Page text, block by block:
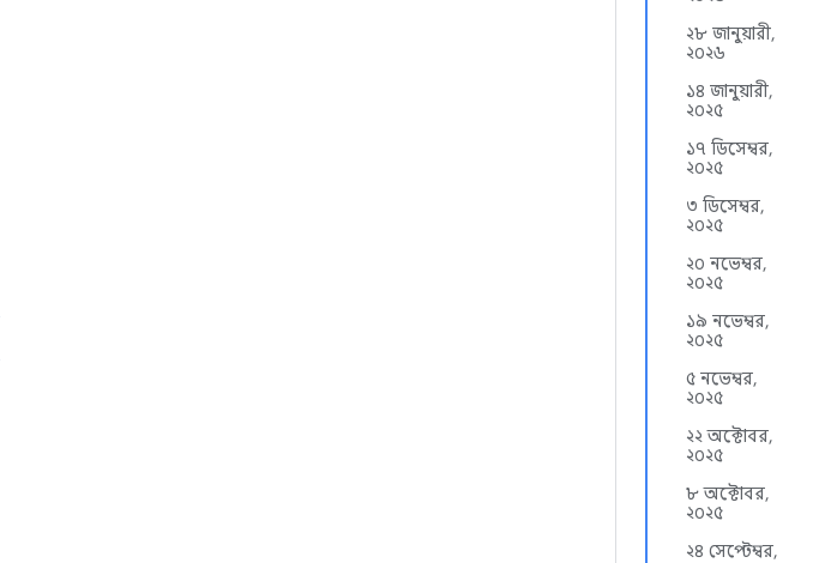
২৮ জানুয়ারী,
২০২৬
১৪ জানুয়ারী,
২০২৫
১৭ ডিসেম্বর,
২০২৫
৩ ডিসেম্বর,
২০২৫
২০ নভেম্বর,
২০২৫
১৯ নভেম্বর,
২০২৫
৫ নভেম্বর,
২০২৫
২২ অক্টোবর,
২০২৫
৮ অক্টোবর,
২০২৫
২৪ সেপ্টেম্বর,